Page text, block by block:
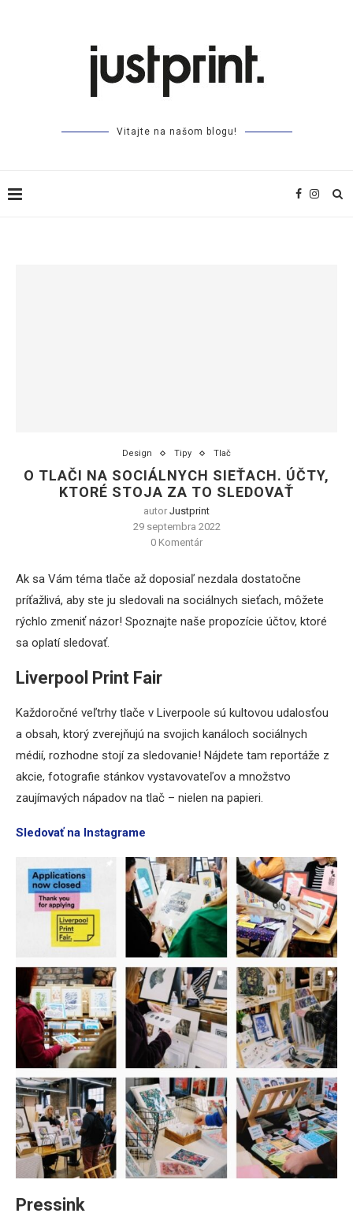
Vitajte na našom blogu!
Design Tipy Tlač
O TLAČI NA SOCIÁLNYCH SIEŤACH. ÚČTY,
KTORÉ STOJA ZA TO SLEDOVAŤ
autor Justprint
29 septembra 2022
0 Komentár
Ak sa Vám téma tlače až doposiaľ nezdala dostatočne
príťažlivá, aby ste ju sledovali na sociálnych sieťach, môžete
rýchlo zmeniť názor! Spoznajte naše propozície účtov, ktoré
sa oplatí sledovať.
Liverpool Print Fair
Každoročné veľtrhy tlače v Liverpoole sú kultovou udalosťou
a obsah, ktorý zverejňujú na svojich kanáloch sociálnych
médií, rozhodne stojí za sledovanie! Nájdete tam reportáže z
akcie, fotografie stánkov vystavovateľov a množstvo
zaujímavých nápadov na tlač – nielen na papieri.
Sledovať na Instagrame
Pressink